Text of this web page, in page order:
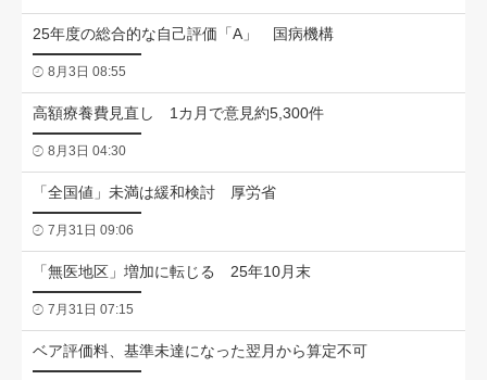
25年度の総合的な自己評価「A」 国病機構
8月3日 08:55
高額療養費見直し 1カ月で意見約5,300件
8月3日 04:30
「全国値」未満は緩和検討 厚労省
7月31日 09:06
「無医地区」増加に転じる 25年10月末
7月31日 07:15
ベア評価料、基準未達になった翌月から算定不可